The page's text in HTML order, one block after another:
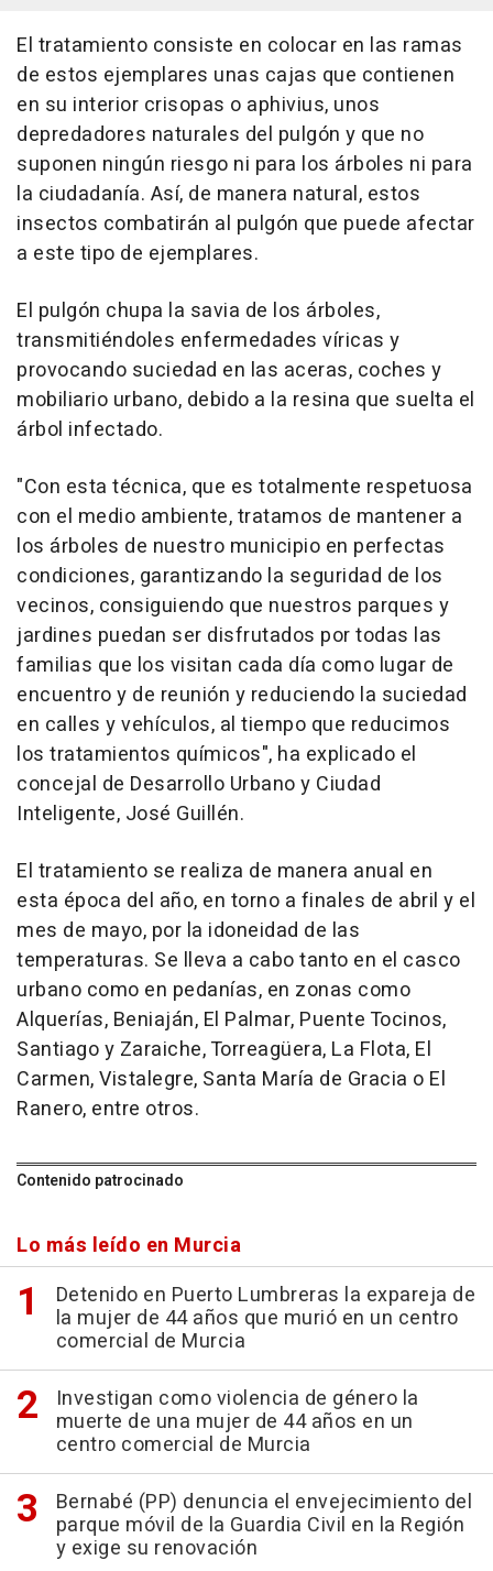
El tratamiento consiste en colocar en las ramas
de estos ejemplares unas cajas que contienen
en su interior crisopas o aphivius, unos
depredadores naturales del pulgón y que no
suponen ningún riesgo ni para los árboles ni para
la ciudadanía. Así, de manera natural, estos
insectos combatirán al pulgón que puede afectar
a este tipo de ejemplares.
El pulgón chupa la savia de los árboles,
transmitiéndoles enfermedades víricas y
provocando suciedad en las aceras, coches y
mobiliario urbano, debido a la resina que suelta el
árbol infectado.
"Con esta técnica, que es totalmente respetuosa
con el medio ambiente, tratamos de mantener a
los árboles de nuestro municipio en perfectas
condiciones, garantizando la seguridad de los
vecinos, consiguiendo que nuestros parques y
jardines puedan ser disfrutados por todas las
familias que los visitan cada día como lugar de
encuentro y de reunión y reduciendo la suciedad
en calles y vehículos, al tiempo que reducimos
los tratamientos químicos", ha explicado el
concejal de Desarrollo Urbano y Ciudad
Inteligente, José Guillén.
El tratamiento se realiza de manera anual en
esta época del año, en torno a finales de abril y el
mes de mayo, por la idoneidad de las
temperaturas. Se lleva a cabo tanto en el casco
urbano como en pedanías, en zonas como
Alquerías, Beniaján, El Palmar, Puente Tocinos,
Santiago y Zaraiche, Torreagüera, La Flota, El
Carmen, Vistalegre, Santa María de Gracia o El
Ranero, entre otros.
Contenido patrocinado
Lo más leído en Murcia
Detenido en Puerto Lumbreras la expareja de
la mujer de 44 años que murió en un centro
comercial de Murcia
Investigan como violencia de género la
muerte de una mujer de 44 años en un
centro comercial de Murcia
Bernabé (PP) denuncia el envejecimiento del
parque móvil de la Guardia Civil en la Región
y exige su renovación